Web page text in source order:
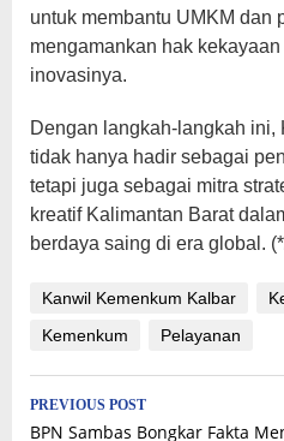
untuk membantu UMKM dan
mengamankan hak
inovasinya.
Dengan langkah-langkah
tidak hanya hadir sebagai
tetapi juga sebagai mitra
kreatif Kalimantan Barat
berdaya saing di era global.
Kanwil Kemenkum Kalbar
Kemenkum
Pelayanan
Post
PREVIOUS POST
BPN Sambas Bongkar Fakta